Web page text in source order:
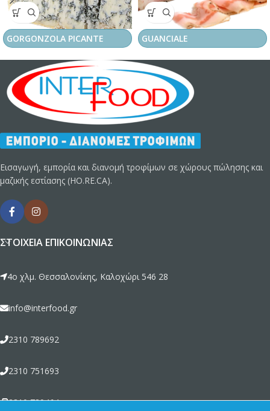
GORGONZOLA PICANTE GUANCIALE
Εισαγωγή, εμπορία και διανομή τροφίμων σε χώρους πώλησης και
μαζικής εστίασης (HO.RE.CA).
ΣΤΟΙΧΕΊΑ ΕΠΙΚΟΙΝΩΝΊΑΣ
4ο χλμ. Θεσσαλονίκης, Καλοχώρι 546 28
info@interfood.gr
2310 789692
2310 751693
2310 789464